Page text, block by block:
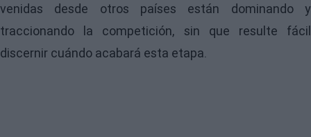
venidas desde otros países están dominando y
traccionando la competición, sin que resulte fácil
discernir cuándo acabará esta etapa.